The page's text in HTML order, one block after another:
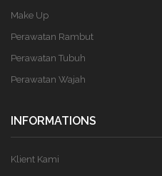
Make Up
Perawatan Rambut
Perawatan Tubuh
Perawatan Wajah
INFORMATIONS
Klient Kami